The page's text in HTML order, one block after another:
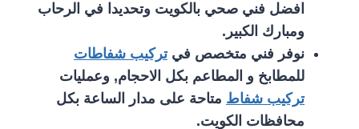
افضل فني صحي بالكويت وتحديدا في الرحاب
ومبارك الكبير.
نوفر فني متخصص فيتركيب شفاطات
للمطابخ و المطاعم بكل الاحجام, وعمليات
تركيب شفاط متاحة على مدار الساعة بكل
محافظات الكويت.